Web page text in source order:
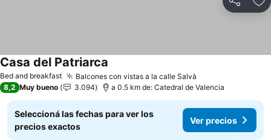
Compartir
Bed and breakfast Balcones con vistas a la calle Salvà
Casa del Patriarca
8,2 Muy bueno 3.094 a 0.5 km de: Catedral de Valencia
Seleccioná las fechas para ver los
precios exactos
Ver precios